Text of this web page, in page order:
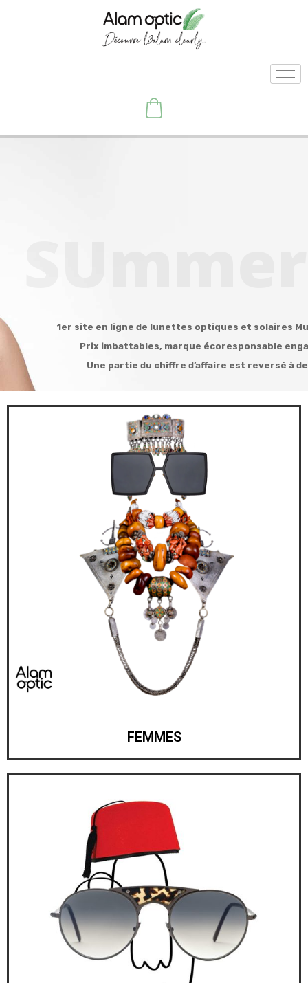
1er site en ligne de lunettes optiques et solaires
Prix imbattables, marque écoresponsable
Une partie du chiffre d’affaire est reversé à
VOIR COLLECTIONS
FEMMES